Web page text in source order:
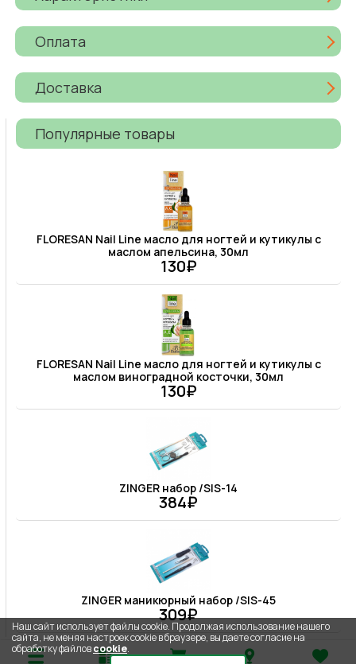
Оплата
Доставка
Популярные товары
FLORESAN Nail Line масло для ногтей и кутикулы с
маслом апельсина, 30мл
130₽
FLORESAN Nail Line масло для ногтей и кутикулы с
маслом виноградной косточки, 30мл
130₽
ZINGER набор /SIS-14
384₽
ZINGER маникюрный набор /SIS-45
309₽
Наш сайт использует файлы cookie. Продолжая использование нашего
сайта, не меняя настроек cookie в браузере, вы даете согласие на
обработку файловcookie.